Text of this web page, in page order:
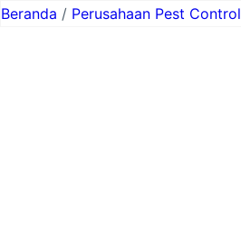
Lewati
Beranda / Perusahaan Pest Control